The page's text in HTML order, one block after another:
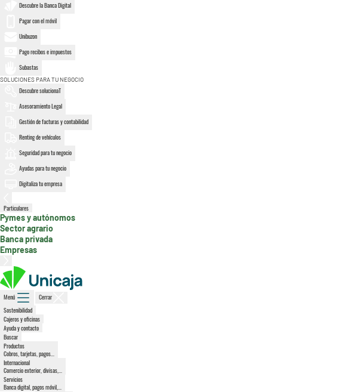
Descubre la Banca Digital
Pagar con el móvil
Unibuzon
Pago recibos e impuestos
Subastas
SOLUCIONES PARA TU NEGOCIO
Descubre solucionaT
Asesoramiento Legal
Gestión de facturas y contabilidad
Renting de vehículos
Seguridad para tu negocio
Ayudas para tu negocio
Digitaliza tu empresa
Particulares
Pymes y autónomos, sección activa
Sector agrario
Banca privada
Empresas
Menú
Cerrar
Sostenibilidad
Cajeros y oficinas
Ayuda y contacto
Buscar
Productos
Cobros, tarjetas, pagos...
Internacional
Comercio exterior, divisas,...
Servicios
Banca digital, pagos móvil,...